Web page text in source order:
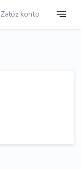
Załóż konto